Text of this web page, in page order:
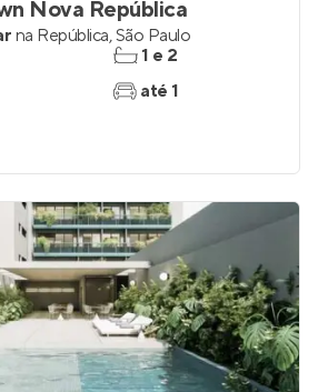
Nova República
na República,São Paulo
1 e 2
até 1